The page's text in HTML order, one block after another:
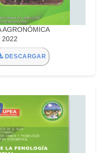
AGRONÓMICA
2022
DESCARGAR